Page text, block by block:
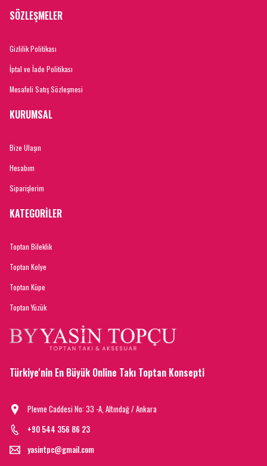
SÖZLEŞMELER
Gizlilik Politikası
İptal ve İade Politikası
Mesafeli Satış Sözleşmesi
KURUMSAL
Bize Ulaşın
Hesabım
Siparişlerim
KATEGORİLER
Toptan Bileklik
Toptan Kolye
Toptan Küpe
Toptan Yüzük
Türkiye'nin En Büyük Online Takı Toptan Konsepti
Plevne Caddesi No: 33 -A, Altındağ / Ankara
+90 544 356 86 23
yasintpc@gmail.com